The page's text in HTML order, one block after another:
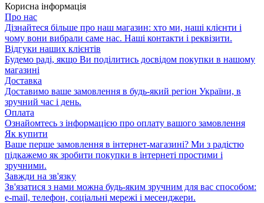
Корисна інформація
Про нас
Дізнайтеся більше про наш магазин: хто ми, наші клієнти і
чому вони вибрали саме нас. Наші контакти і реквізити.
Відгуки наших клієнтів
Будемо раді, якщо Ви поділитись досвідом покупки в нашому
магазині
Доставка
Доставимо ваше замовлення в будь-який регіон України, в
зручний час і день.
Оплата
Ознайомтесь з інформацією про оплату вашого замовлення
Як купити
Ваше перше замовлення в інтернет-магазині? Ми з радістю
підкажемо як зробити покупки в інтернеті простими і
зручними.
Завжди на зв'язку
Зв'язатися з нами можна будь-яким зручним для вас способом:
e-mail, телефон, соціальні мережі і месенджери.